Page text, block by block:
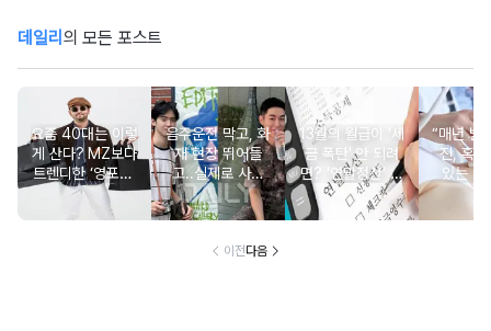
데일리 의 모든 포스트
요즘 40대는 이렇
게 산다? MZ보다
트렌디한 ‘영포티’
분석
음주운전 막고, 화
재 현장 뛰어들
고..실제로 사람
구한 연예인 10
13월의 월급이 '세
금 폭탄' 안 되려
면? '연말정산' 핵
심 꿀팁 A to Z
“매년 받
진, 혹시
있는 건
요?”
이전다음